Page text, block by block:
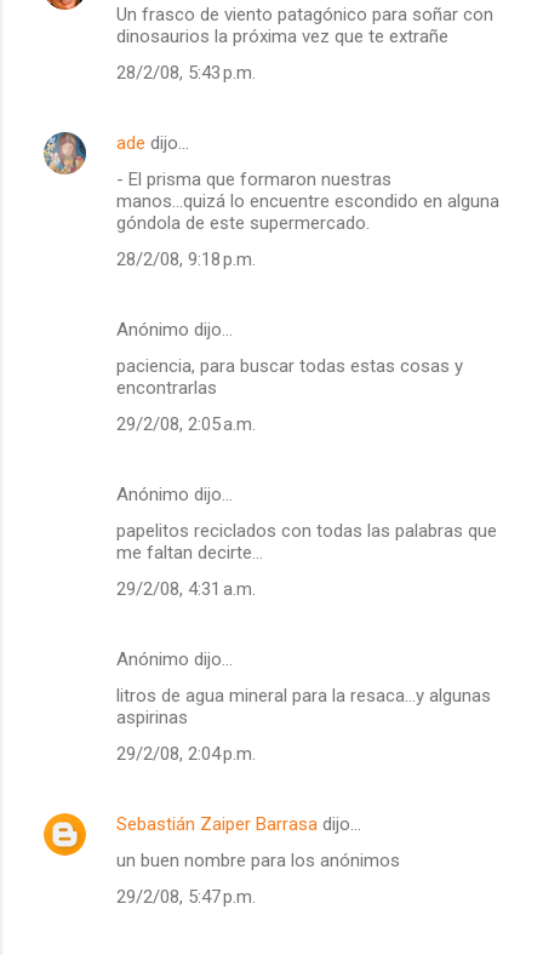
Un frasco de viento patagónico para soñar con
dinosaurios la próxima vez que te extrañe
28/2/08, 5:43 p.m.
ade dijo…
- El prisma que formaron nuestras
manos...quizá lo encuentre escondido en alguna
góndola de este supermercado.
28/2/08, 9:18 p.m.
Anónimo dijo…
paciencia, para buscar todas estas cosas y
encontrarlas
29/2/08, 2:05 a.m.
Anónimo dijo…
papelitos reciclados con todas las palabras que
me faltan decirte...
29/2/08, 4:31 a.m.
Anónimo dijo…
litros de agua mineral para la resaca...y algunas
aspirinas
29/2/08, 2:04 p.m.
Sebastián Zaiper Barrasa dijo…
un buen nombre para los anónimos
29/2/08, 5:47 p.m.